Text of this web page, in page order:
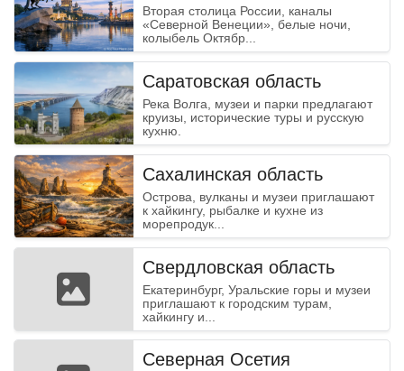
Вторая столица России, каналы
«Северной Венеции», белые ночи,
колыбель Октябр...
Саратовская область
Река Волга, музеи и парки предлагают
круизы, исторические туры и русскую
кухню.
Сахалинская область
Острова, вулканы и музеи приглашают
к хайкингу, рыбалке и кухне из
морепродук...
Свердловская область
Екатеринбург, Уральские горы и музеи
приглашают к городским турам,
хайкингу и...
Северная Осетия